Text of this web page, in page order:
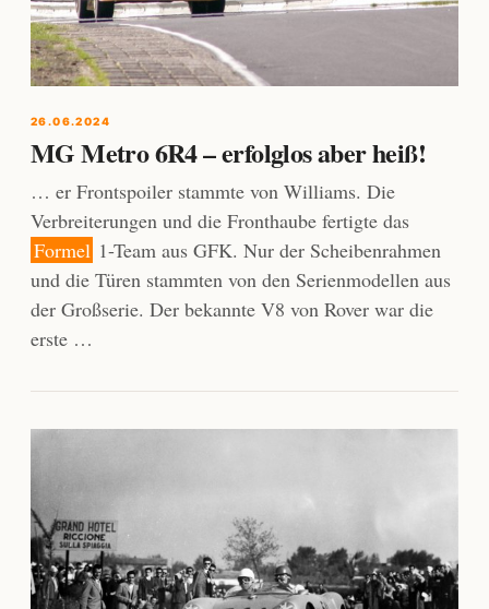
26.06.2024
MG Metro 6R4 – erfolglos aber heiß!
… er Frontspoiler stammte von Williams. Die
Verbreiterungen und die Fronthaube fertigte das
Formel 1-Team aus GFK. Nur der Scheibenrahmen
und die Türen stammten von den Serienmodellen aus
der Großserie. Der bekannte V8 von Rover war die
erste …